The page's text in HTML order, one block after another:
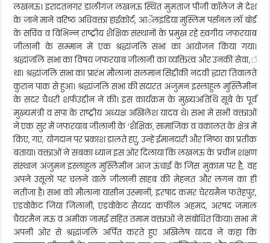
के
बताए,
रास्ते
पर
चल
कर
धर्मनिपेक्षता
और
संविधान
को
बचाना
ही
उन्हें
सच्ची
श्रद्धांजलि
होगी-
अखिलेश
यादव
लखनऊ। इरादतनगर डालीगंज लखनऊ स्थित मुमताज पीजी काॅलेज मे देश
के जाने माने वरिष्ठ अधिवक्ता हाईकोर्ट, आॅलइंडिया मुस्लिम पर्सनल लाॅ बोर्ड
के सचिव व विभिन्न राष्ट्रीय शैक्षिक संस्थानों के प्रमुख रहे स्र्वगीय जफरयाब
जीलानी के सम्मान में एक श्रद्धांजलि सभा का आयोजन किया गया।
श्रद्धांजलि सभा का विषय जफरयाब जीलानी का व्यक्तित्व और उनकी सेवा,ं
था। श्रद्धांजलि सभा का प्रारंभ मौलाना सलमान सिद्दीकी नदवी द्धारा तिवालते
कुरान पाक से हुआ। श्रद्धांजलि सभा की सदारत अंजुमन इस्लाहुल मुस्लिेमीन
के सदर चैधरी शर्फउद्दीन ने की। इस कार्यक्रम के मुख्यअतिथि सूबे के पूर्व
मुख्यमंत्री व सपा के राष्ट्रीय अध्यक्ष अखिलेश यादव थे। सभा में सभी वक्ताओं
ने एक सुर में जफरयाब जीलानी के ‘शैक्षिक, सामाजिक व वकालत के क्षेत्र में
किए, गए, योगदान पर प्रकाश डालते हएु, उन्हें ईमानदारी और निष्ठा का प्रतीक
बताया। वक्ताओं ने सबका ध्यान इस ओर दिलाया कि लखनऊ के प्रचीन शक्षण
संस्थान अंजुमन इस्लाहुल मुस्लिेमीन आज ऊंचाई के जिस मुकाम पर है, वह
अपने उसूलों पर चलने वाले जीलानी साहब की मेहनत और लगन का ही
नतीजा है। सभा को मौलाना यासीन उस्मानी, इरषाद कमर चेरयमैन फतेहपुर,
एडवोकेट जिया जिलानी, एडवोकेट सैय्यद कफील अहमद, अरषद जमाल
चैयरमैन मऊ व अमीक जामई सहित तमाम वक्ताओं ने संबोधित किया। सभा में
अपनी ओर से श्रद्धांजलि अर्पित करते हुए अखिलेष यादव ने कहा कि